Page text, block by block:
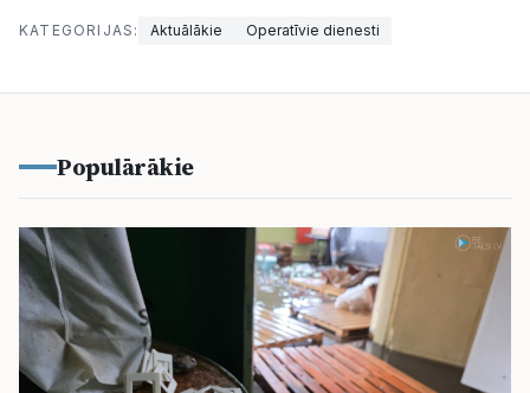
KATEGORIJAS: Aktuālākie Operatīvie dienesti
Populārākie